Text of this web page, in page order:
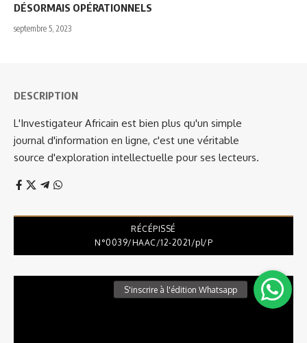
DÉSORMAIS OPÉRATIONNELS
septembre 5, 2023
DESCRIPTION
L'Investigateur Africain est bien plus qu'un simple
journal d'information en ligne, c'est une véritable
source d'exploration intellectuelle pour ses lecteurs.
RÉCÉPISSÉ
N°0039/HAAC/12-2021/pl/P